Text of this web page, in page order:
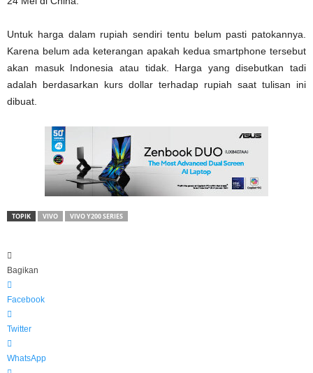
Untuk harga dalam rupiah sendiri tentu belum pasti patokannya.
Karena belum ada keterangan apakah kedua smartphone tersebut
akan masuk Indonesia atau tidak. Harga yang disebutkan tadi
adalah berdasarkan kurs dollar terhadap rupiah saat tulisan ini
dibuat.
TOPIK VIVO VIVO Y200 SERIES
Bagikan
Facebook
Twitter
WhatsApp